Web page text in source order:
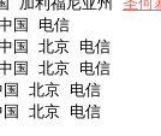
国 电信
北京 电信
北京 电信
北京 电信
北京 电信